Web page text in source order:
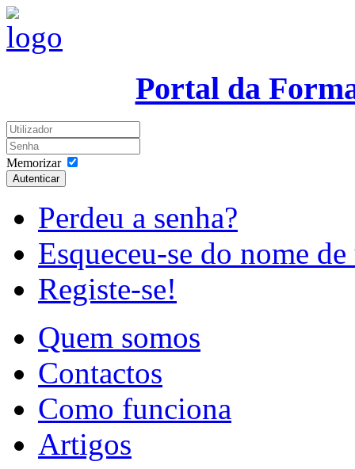
Portal da
Memorizar
Autenticar
Perdeu a senha?
Esqueceu-se do nome
Registe-se!
Quem somos
Contactos
Como funciona
Artigos